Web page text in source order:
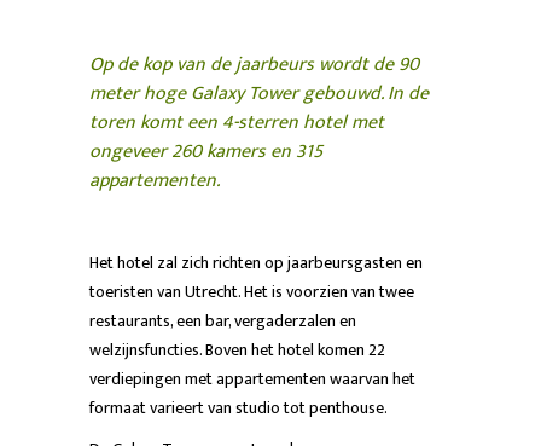
Op de kop van de jaarbeurs wordt de 90
meter hoge Galaxy Tower gebouwd. In de
toren komt een 4-sterren hotel met
ongeveer 260 kamers en 315
appartementen.
Het hotel zal zich richten op jaarbeursgasten en
toeristen van Utrecht. Het is voorzien van twee
restaurants, een bar, vergaderzalen en
welzijnsfuncties. Boven het hotel komen 22
verdiepingen met appartementen waarvan het
formaat varieert van studio tot penthouse.